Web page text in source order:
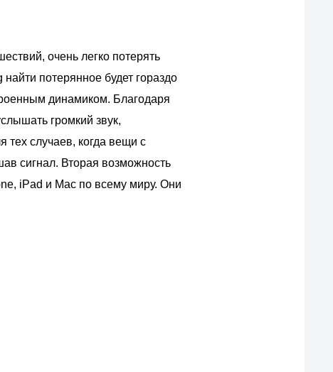
очень легко потерять
потерянное будет гораздо
динамиком. Благодаря
громкий звук,
тех случаев, когда вещи с
сигнал. Вторая возможность
iPad и Mac по всему миру. Они